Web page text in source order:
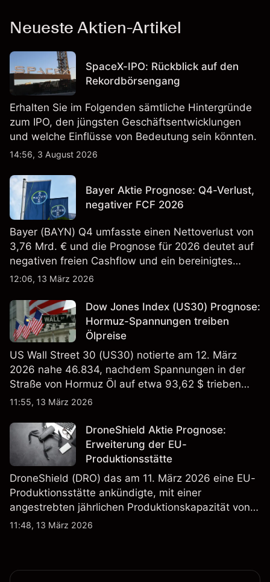
Neueste Aktien-Artikel
SpaceX-IPO: Rückblick auf den
Rekordbörsengang
Erhalten Sie im Folgenden sämtliche Hintergründe
zum IPO, den jüngsten Geschäftsentwicklungen
und welche Einflüsse von Bedeutung sein könnten.
14:56, 3 August 2026
Bayer Aktie Prognose: Q4-Verlust,
negativer FCF 2026
Bayer (BAYN) Q4 umfasste einen Nettoverlust von
3,76 Mrd. € und die Prognose für 2026 deutet auf
negativen freien Cashflow und ein bereinigtes
EBITDA von 9,6–10,1 Mrd. € hin. Die
verlässlicher Indikator für zukünftige Ergebnisse.
12:06, 13 März 2026
Dow Jones Index (US30) Prognose:
Hormuz-Spannungen treiben
Ölpreise
US Wall Street 30 (US30) notierte am 12. März
2026 nahe 46.834, nachdem Spannungen in der
Straße von Hormuz Öl auf etwa 93,62 $ trieben
und die US-Arbeitslosigkeit auf 4,4% stieg. Die
verlässlicher Indikator für zukünftige Ergebnisse.
11:55, 13 März 2026
DroneShield Aktie Prognose:
Erweiterung der EU-
Produktionsstätte
DroneShield (DRO) das am 11. März 2026 eine EU-
Produktionsstätte ankündigte, mit einer
angestrebten jährlichen Produktionskapazität von
etwa 2,4 Mrd. AUD bis Ende 2026. Die
11:48, 13 März 2026